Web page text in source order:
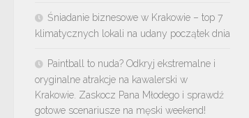
Śniadanie biznesowe w Krakowie – top 7
klimatycznych lokali na udany początek dnia
Paintball to nuda? Odkryj ekstremalne i
oryginalne atrakcje na kawalerski w
Krakowie. Zaskocz Pana Młodego i sprawdź
gotowe scenariusze na męski weekend!